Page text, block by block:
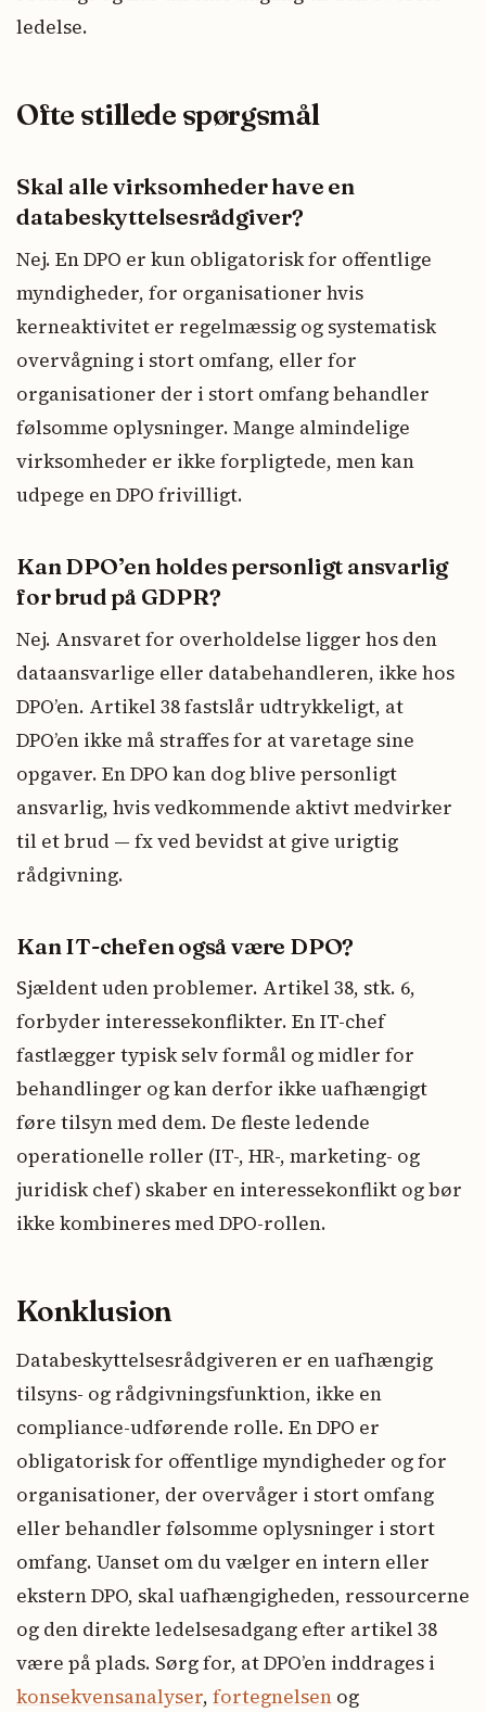
ledelse.
Ofte stillede spørgsmål
Skal alle virksomheder have en
databeskyttelsesrådgiver?
Nej. En DPO er kun obligatorisk for offentlige
myndigheder, for organisationer hvis
kerneaktivitet er regelmæssig og systematisk
overvågning i stort omfang, eller for
organisationer der i stort omfang behandler
følsomme oplysninger. Mange almindelige
virksomheder er ikke forpligtede, men kan
udpege en DPO frivilligt.
Kan DPO’en holdes personligt ansvarlig
for brud på GDPR?
Nej. Ansvaret for overholdelse ligger hos den
dataansvarlige eller databehandleren, ikke hos
DPO’en. Artikel 38 fastslår udtrykkeligt, at
DPO’en ikke må straffes for at varetage sine
opgaver. En DPO kan dog blive personligt
ansvarlig, hvis vedkommende aktivt medvirker
til et brud — fx ved bevidst at give urigtig
rådgivning.
Kan IT-chefen også være DPO?
Sjældent uden problemer. Artikel 38, stk. 6,
forbyder interessekonflikter. En IT-chef
fastlægger typisk selv formål og midler for
behandlinger og kan derfor ikke uafhængigt
føre tilsyn med dem. De fleste ledende
operationelle roller (IT-, HR-, marketing- og
juridisk chef) skaber en interessekonflikt og bør
ikke kombineres med DPO-rollen.
Konklusion
Databeskyttelsesrådgiveren er en uafhængig
tilsyns- og rådgivningsfunktion, ikke en
compliance-udførende rolle. En DPO er
obligatorisk for offentlige myndigheder og for
organisationer, der overvåger i stort omfang
eller behandler følsomme oplysninger i stort
omfang. Uanset om du vælger en intern eller
ekstern DPO, skal uafhængigheden, ressourcerne
og den direkte ledelsesadgang efter artikel 38
være på plads. Sørg for, at DPO’en inddrages i
konsekvensanalyser, fortegnelsen og